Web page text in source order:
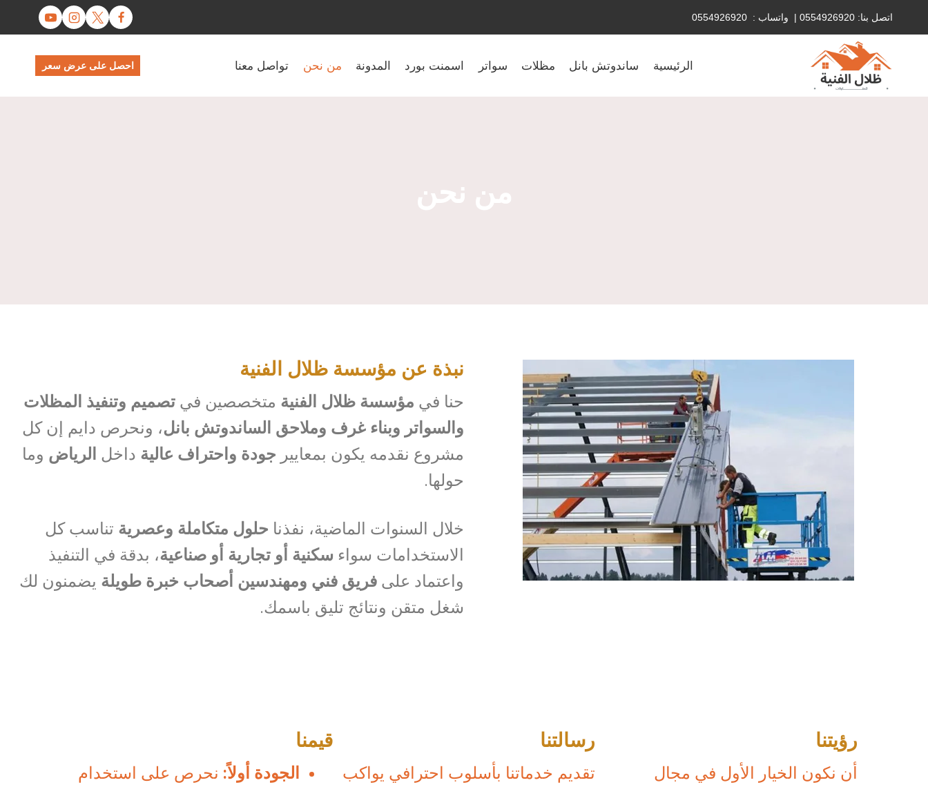
اتصل بنا: 0554926920 | واتساب : 0554926920
الرئيسية ساندوتش بانل مظلات سواتر اسمنت بورد المدونة من نحن تواصل معنا احصل على عرض سعر
نبذة عن مؤسسة ظلال الفنية
حنا في مؤسسة ظلال الفنية متخصصين في تصميم وتنفيذ المظلات
والسواتر وبناء غرف وملاحق الساندوتش بانل، ونحرص دايم إن كل
مشروع نقدمه يكون بمعايير جودة واحتراف عالية داخل الرياض وما
حولها.
خلال السنوات الماضية، نفذنا حلول متكاملة وعصرية تناسب كل
الاستخدامات سواء سكنية أو تجارية أو صناعية، بدقة في التنفيذ
واعتماد على فريق فني ومهندسين أصحاب خبرة طويلة يضمنون لك
شغل متقن ونتائج تليق باسمك.
رؤيتنا
أن نكون الخيار الأول في مجال
رسالتنا
تقديم خدماتنا بأسلوب احترافي يواكب
قيمنا
الجودة أولاً: نحرص على استخدام